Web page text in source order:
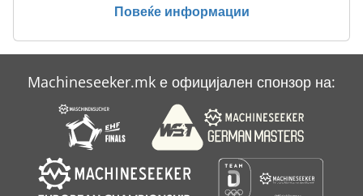
Повеќе информации
Machineseeker.mk е официјален спонзор на: